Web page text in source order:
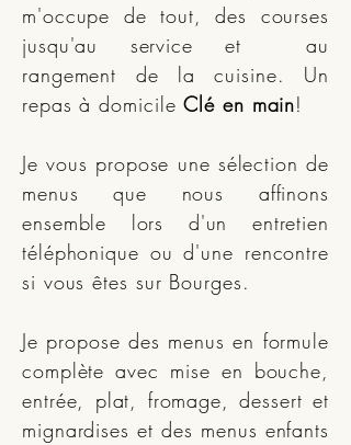
m'occupe de tout, des courses
jusqu'au service et au
rangement de la cuisine. Un
repas à domicileClé en main!
Je vous propose une sélection de
menus que nous affinons
ensemble lors d'un entretien
téléphonique ou d'une rencontre
si vous êtes sur Bourges.
Je propose des menus en formule
complète avec mise en bouche,
entrée, plat, fromage, dessert et
mignardises et des menus enfants